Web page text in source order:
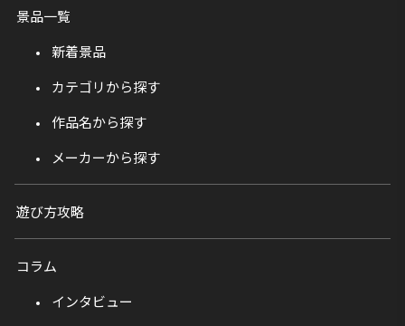
景品一覧
新着景品
カテゴリから探す
作品名から探す
メーカーから探す
遊び方攻略
コラム
インタビュー